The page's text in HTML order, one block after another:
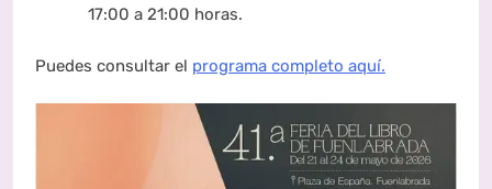
17:00 a 21:00 horas.
Puedes consultar el programa completo aquí.